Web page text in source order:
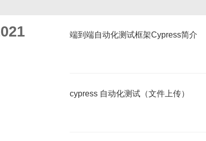
端到端自动化测试框架Cypress简介
cypress 自动化测试（文件上传）